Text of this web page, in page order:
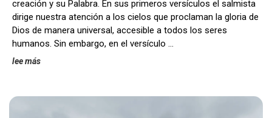
creación y su Palabra. En sus primeros versículos el salmista
dirige nuestra atención a los cielos que proclaman la gloria de
Dios de manera universal, accesible a todos los seres
humanos. Sin embargo, en el versículo …
lee más